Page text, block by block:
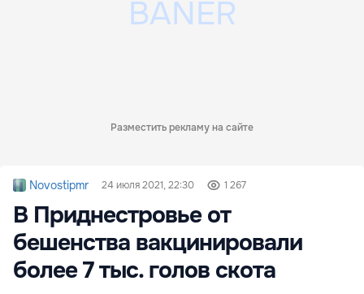
Разместить рекламу на сайте
Novostipmr 24 июля 2021, 22:30 1 267
В Приднестровье от
бешенства вакцинировали
более 7 тыс. голов скота